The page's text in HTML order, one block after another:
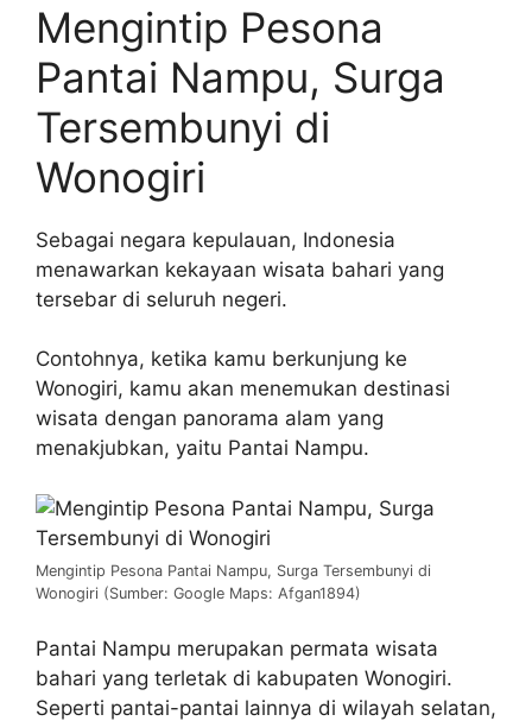
Mengintip Pesona
Pantai Nampu, Surga
Tersembunyi di
Wonogiri
Sebagai negara kepulauan, Indonesia
menawarkan kekayaan wisata bahari yang
tersebar di seluruh negeri.
Contohnya, ketika kamu berkunjung ke
Wonogiri, kamu akan menemukan destinasi
wisata dengan panorama alam yang
menakjubkan, yaitu Pantai Nampu.
Mengintip Pesona Pantai Nampu, Surga Tersembunyi di
Wonogiri (Sumber: Google Maps: Afgan1894)
Pantai Nampu merupakan permata wisata
bahari yang terletak di kabupaten Wonogiri.
Seperti pantai-pantai lainnya di wilayah selatan,